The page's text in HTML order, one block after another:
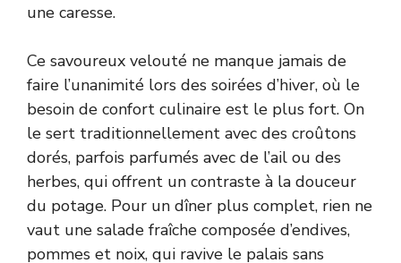
une caresse.
Ce savoureux velouté ne manque jamais de
faire l’unanimité lors des soirées d’hiver, où le
besoin de confort culinaire est le plus fort. On
le sert traditionnellement avec des croûtons
dorés, parfois parfumés avec de l’ail ou des
herbes, qui offrent un contraste à la douceur
du potage. Pour un dîner plus complet, rien ne
vaut une salade fraîche composée d’endives,
pommes et noix, qui ravive le palais sans